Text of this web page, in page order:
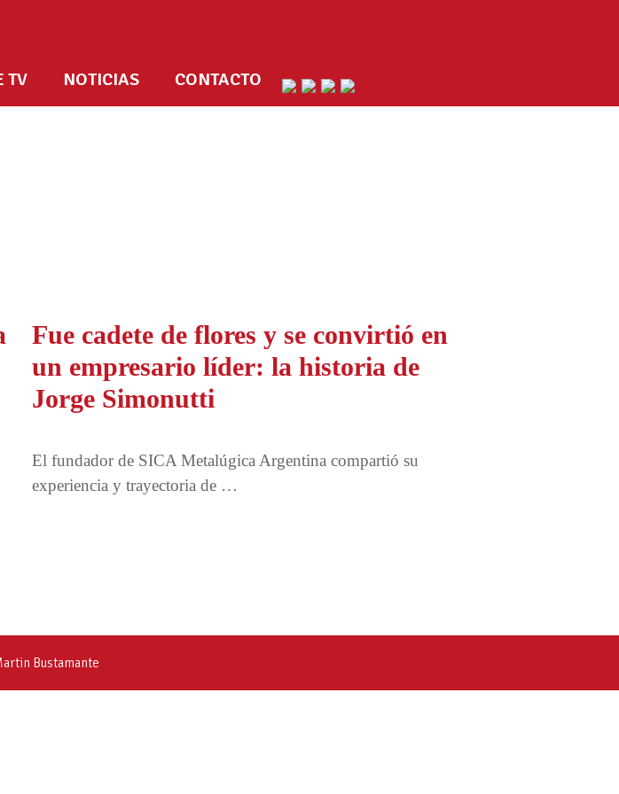
TV NOTICIAS CONTACTO
Fue cadete de flores y se convirtió en
un empresario líder: la historia de
Jorge Simonutti
El fundador de SICA Metalúgica Argentina compartió su
experiencia y trayectoria de …
Bustamante